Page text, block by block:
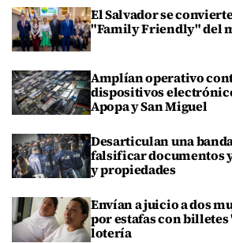
El Salvador se
"Family Friendly" del
Amplían operativo
dispositivos
Apopa y San Miguel
Desarticulan una
falsificar documentos
y propiedades
Envían a juicio a dos
por estafas con
lotería